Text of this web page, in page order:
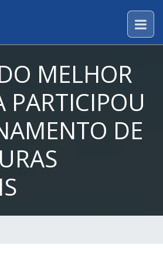
MELHOR
PARTICIPOU
DE